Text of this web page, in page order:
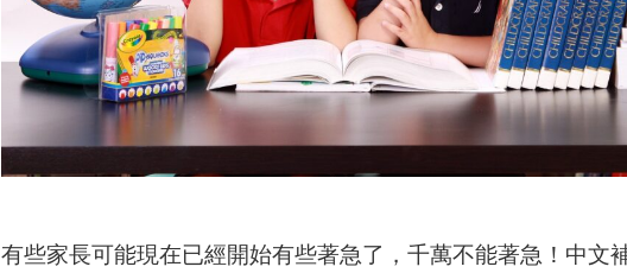
有些家長可能現在已經開始有些著急了，千萬不能著急！中文